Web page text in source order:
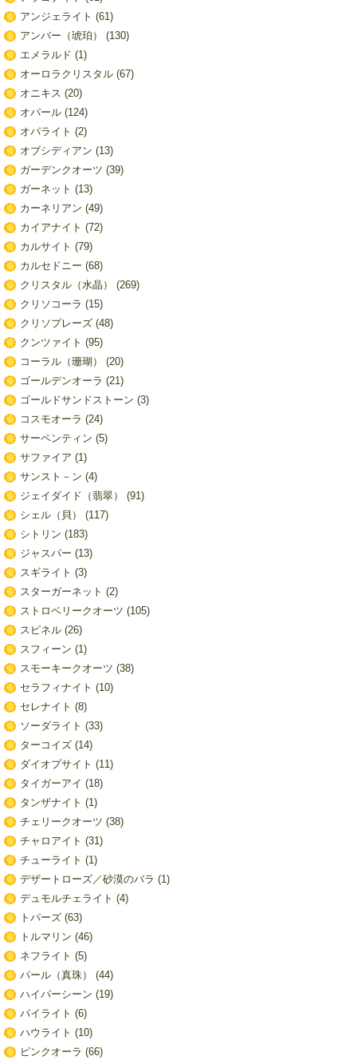
アンジェライト (61)
アンバー（琥珀）
(130)
エメラルド (1)
オーロラクリスタル(67)
オニキス (20)
オパール(124)
オパライト (2)
オブシディアン (13)
ガーデンクオーツ (39)
ガーネット (13)
カーネリアン (49)
カイアナイト (72)
カルサイト (79)
カルセドニー (68)
クリスタル（水晶）
(269)
クリソコーラ (15)
クリソプレーズ(48)
クンツァイト (95)
コーラル（珊瑚）
(20)
ゴールデンオーラ (21)
ゴールドサンドストーン (3)
コスモオーラ (24)
サーペンティン (5)
サファイア (1)
サンスト－ン (4)
ジェイダイド（翡翠）
(91)
シェル（貝）
(117)
シトリン (183)
ジャスパー (13)
スギライト (3)
スターガーネット (2)
ストロベリークオーツ (105)
スピネル(26)
スフィーン (1)
スモーキークオーツ (38)
セラフィナイト (10)
セレナイト (8)
ソーダライト (33)
ターコイズ(14)
ダイオプサイト (11)
タイガーアイ (18)
タンザナイト (1)
チェリークオーツ (38)
チャロアイト (31)
チューライト (1)
デザートローズ／砂漠のバラ (1)
デュモルチェライト (4)
トパーズ(63)
トルマリン (46)
ネフライト (5)
パール（真珠）
(44)
ハイパーシーン (19)
パイライト (6)
ハウライト (10)
ピンクオーラ (66)